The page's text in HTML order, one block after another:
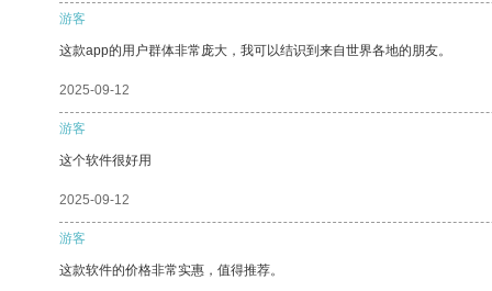
游客
这款app的用户群体非常庞大，我可以结识到来自世界各地的朋友。
2025-09-12
游客
这个软件很好用
2025-09-12
游客
这款软件的价格非常实惠，值得推荐。